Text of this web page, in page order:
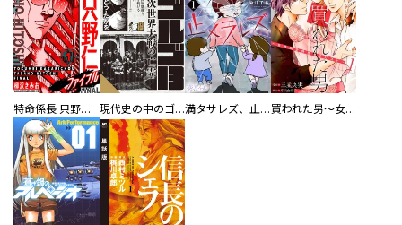
特命係長 只野仁ファイナル 愛蔵版 現代史の中のゴルゴ13 満タサレズ、止メラレズ 買われた男～女性限定快感セラピスト～【描き下ろしおまけ付き特装版】